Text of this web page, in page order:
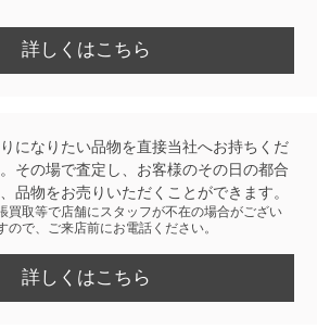
詳しくはこちら
になりたい品物を直接当社へお持ちくだ
その場で査定し、お客様のその日の都合
品物をお売りいただくことができます。
買取等で店舗にスタッフが不在の場合がござい
ので、ご来店前にお電話ください。
詳しくはこちら